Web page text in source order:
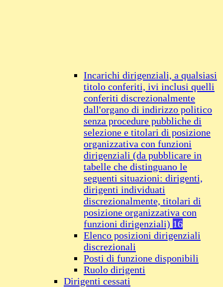
Incarichi dirigenziali, a qualsiasi
titolo conferiti, ivi inclusi quelli
conferiti discrezionalmente
dall'organo di indirizzo politico
senza procedure pubbliche di
selezione e titolari di posizione
organizzativa con funzioni
dirigenziali (da pubblicare in
tabelle che distinguano le
seguenti situazioni: dirigenti,
dirigenti individuati
discrezionalmente, titolari di
posizione organizzativa con
funzioni dirigenziali) 16
Elenco posizioni dirigenziali
discrezionali
Posti di funzione disponibili
Ruolo dirigenti
Dirigenti cessati